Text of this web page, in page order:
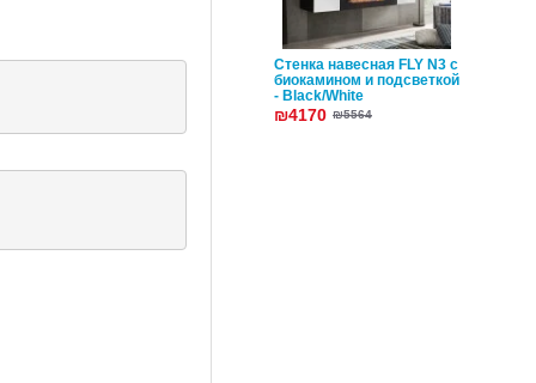
Стенка навесная FLY N3 с
биокамином и подсветкой
- Black/White
₪4170 ₪5564